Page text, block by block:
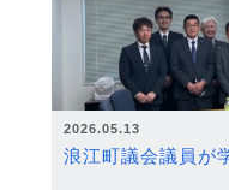
2026.05.13
浪江町議会議員が